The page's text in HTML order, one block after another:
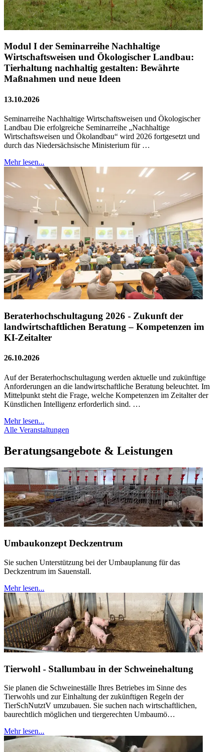
Modul I der Seminarreihe Nachhaltige
Wirtschaftsweisen und Ökologischer Landbau:
Tierhaltung nachhaltig gestalten: Bewährte
Maßnahmen und neue Ideen
13.10.2026
Seminarreihe Nachhaltige Wirtschaftsweisen und Ökologischer
Landbau Die erfolgreiche Seminarreihe „Nachhaltige
Wirtschaftsweisen und Ökolandbau“ wird 2026 fortgesetzt und
durch das Niedersächsische Ministerium für …
Mehr lesen...
Beraterhochschultagung 2026 - Zukunft der
landwirtschaftlichen Beratung – Kompetenzen im
KI-Zeitalter
26.10.2026
Auf der Beraterhochschultagung werden aktuelle und zukünftige
Anforderungen an die landwirtschaftliche Beratung beleuchtet. Im
Mittelpunkt steht die Frage, welche Kompetenzen im Zeitalter der
Künstlichen Intelligenz erforderlich sind. …
Mehr lesen...
Alle Veranstaltungen
Beratungsangebote & Leistungen
Umbaukonzept Deckzentrum
Sie suchen Unterstützung bei der Umbauplanung für das
Deckzentrum im Sauenstall.
Mehr lesen...
Tierwohl - Stallumbau in der Schweinehaltung
Sie planen die Schweineställe Ihres Betriebes im Sinne des
Tierwohls und zur Einhaltung der zukünftigen Regeln der
TierSchNutztV umzubauen. Sie suchen nach wirtschaftlichen,
baurechtlich möglichen und tiergerechten Umbaumö…
Mehr lesen...